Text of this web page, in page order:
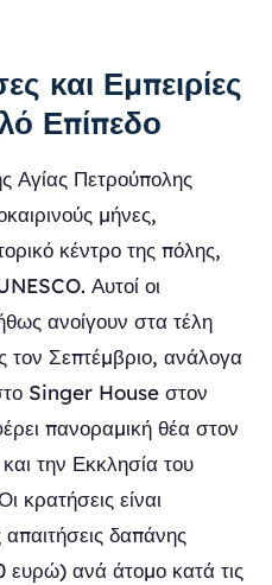
και Εμπειρίες
Επίπεδο
Αγίας Πετρούπολης
μήνες,
κέντρο της πόλης,
Αυτοί οι
ανοίγουν στα τέλη
τον Σεπτέμβριο, ανάλογα
Singer House στον
πανοραμική θέα στον
την Εκκλησία του
κρατήσεις είναι
δαπάνης
ευρώ) ανά άτομο κατά τις